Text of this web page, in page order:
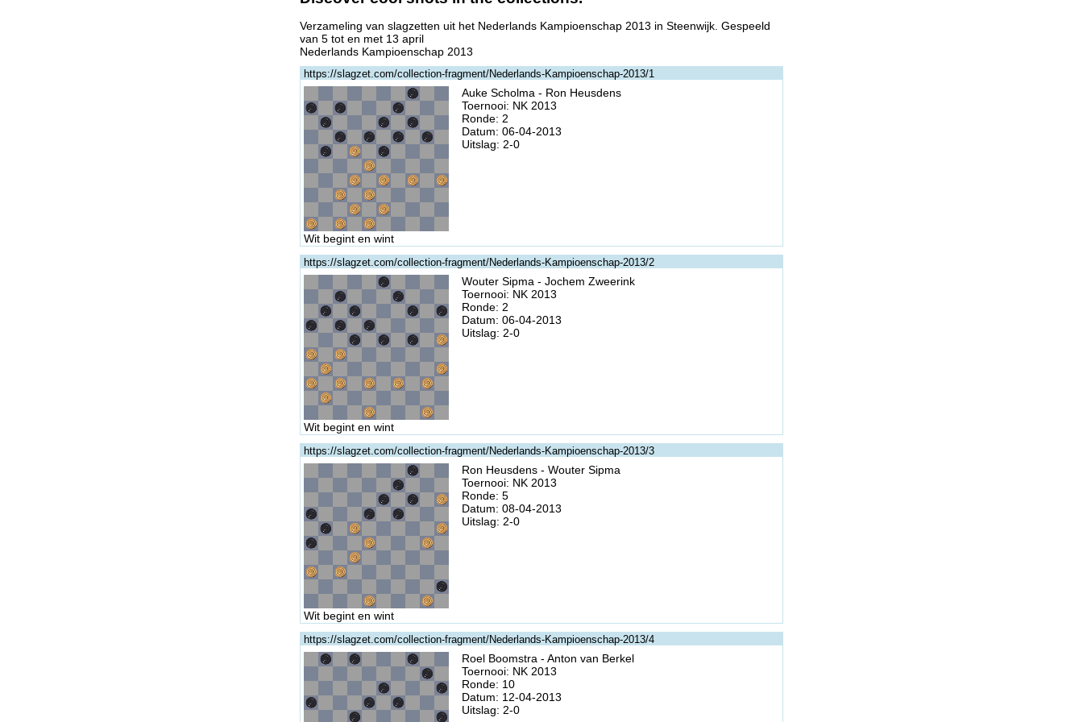
Verzameling van slagzetten uit het Nederlands Kampioenschap 2013 in Steenwijk. Gespeeld
van 5 tot en met 13 april
Nederlands Kampioenschap 2013
https://slagzet.com/collection-fragment/Nederlands-Kampioenschap-2013/1
Wit begint en wint
Auke Scholma - Ron Heusdens
Toernooi: NK 2013
Ronde: 2
Datum: 06-04-2013
Uitslag: 2-0
https://slagzet.com/collection-fragment/Nederlands-Kampioenschap-2013/2
Wit begint en wint
Wouter Sipma - Jochem Zweerink
Toernooi: NK 2013
Ronde: 2
Datum: 06-04-2013
Uitslag: 2-0
https://slagzet.com/collection-fragment/Nederlands-Kampioenschap-2013/3
Wit begint en wint
Ron Heusdens - Wouter Sipma
Toernooi: NK 2013
Ronde: 5
Datum: 08-04-2013
Uitslag: 2-0
https://slagzet.com/collection-fragment/Nederlands-Kampioenschap-2013/4
Roel Boomstra - Anton van Berkel
Toernooi: NK 2013
Ronde: 10
Datum: 12-04-2013
Uitslag: 2-0